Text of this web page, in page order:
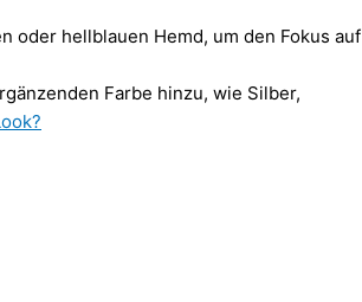
oder hellblauen Hemd, um den Fokus auf
Farbe hinzu, wie Silber,